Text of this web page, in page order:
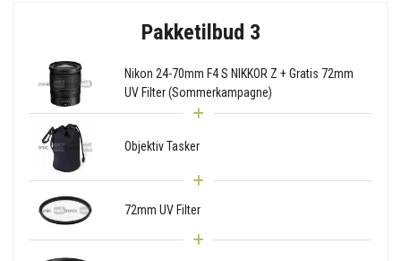
Pakketilbud 3
Nikon 24-70mm F4 S NIKKOR Z + Gratis 72mm
UV Filter (Sommerkampagne)
Objektiv Tasker
72mm UV Filter